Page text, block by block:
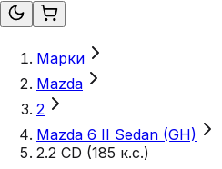
Марки
Mazda
2
Mazda 6 II Sedan (GH)
2.2 CD (185 к.с.)